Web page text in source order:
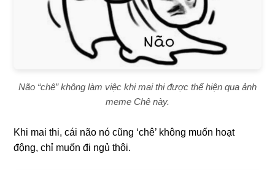
Não “chê” không làm việc khi mai thi được thể hiện qua ảnh
meme Chê này.
Khi mai thi, cái não nó cũng ‘chê’ không muốn hoạt
động, chỉ muốn đi ngủ thôi.